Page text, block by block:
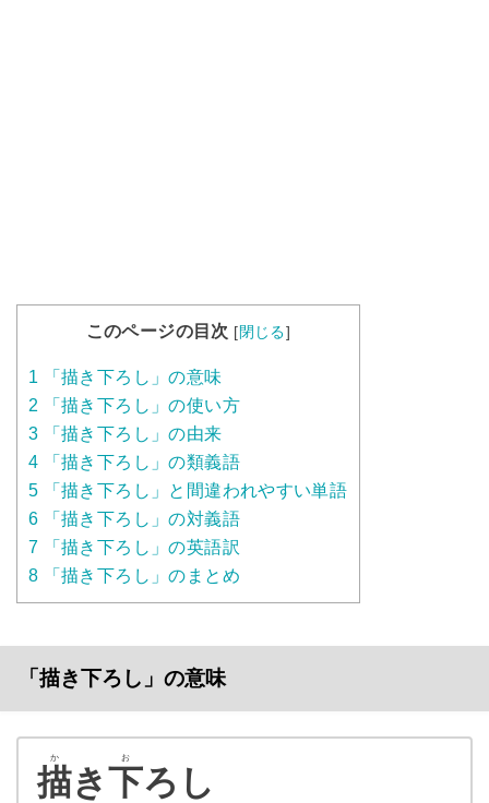
このページの目次 [閉じる]
1 「描き下ろし」の意味
2 「描き下ろし」の使い方
3 「描き下ろし」の由来
4 「描き下ろし」の類義語
5 「描き下ろし」と間違われやすい単語
6 「描き下ろし」の対義語
7 「描き下ろし」の英語訳
8 「描き下ろし」のまとめ
「描き下ろし」の意味
描
か
き下
お
ろし